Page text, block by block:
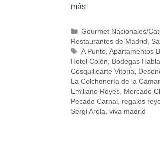
más
Gourmet Nacionales/
Restaurantes de Madrid
A Punto ,Apartamentos
Hotel Colón
Bodegas Habla
Cosquillearte Vitoria
La Colchonería de la
Emiliano Reyes Mercado
Pecado Carnal regalos
Sergi Arola viva madrid